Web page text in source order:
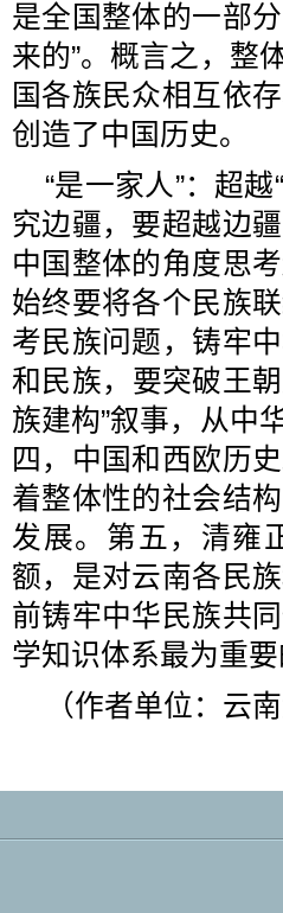
是全国整体的一部
来的”。概言之，整
国各族民众相互依
创造了中国历史。
“是一家人”：超
究边疆，要超越边
中国整体的角度思
始终要将各个民族
考民族问题，铸牢
和民族，要突破王
族建构”叙事，从中
四，中国和西欧历
着整体性的社会结
发展。第五，清雍
额，是对云南各民
前铸牢中华民族共
学知识体系最为重要
（作者单位：云